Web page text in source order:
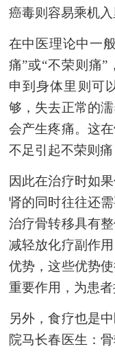
癌毒则容易乘机入
在中医理论中一
痛”或“不荣则痛”
申到身体里则可
够，失去正常的
会产生疼痛。这
不足引起不荣则痛
因此在治疗时如
肾的同时往往还
治疗骨转移具有
减轻放化疗副作
优势 ，这些优势
重要作用，为患者
另外，食疗也是
院马长春医生：